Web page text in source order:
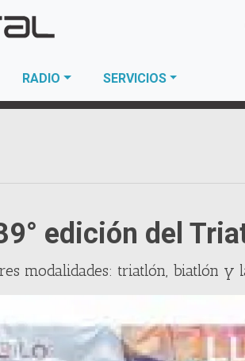
RADIO SERVICIOS
edición del
modalidades: triatlón, biatlón